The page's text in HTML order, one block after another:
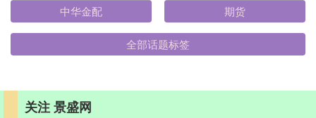
中华金配 期货
全部话题标签
关注 景盛网